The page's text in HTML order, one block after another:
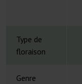
Type de
floraison
Genre